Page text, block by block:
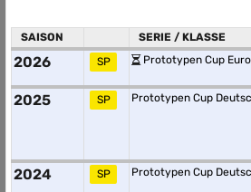
SAISON SERIE / KLASSE
2026 SP Prototypen Cup
2025 SP Prototypen Cup
2024 SP Prototypen Cup